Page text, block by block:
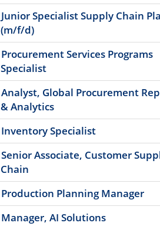
Junior Specialist Supply Chain
(m/f/d)
Procurement Services Programs
Specialist
Analyst, Global Procurement
& Analytics
Inventory Specialist
Senior Associate, Customer
Chain
Production Planning Manager
Manager, AI Solutions